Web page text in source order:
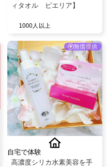
ィタオル ピエリア】
1000人以上
無償提供
自宅で体験
高濃度シリカ水素美容を手